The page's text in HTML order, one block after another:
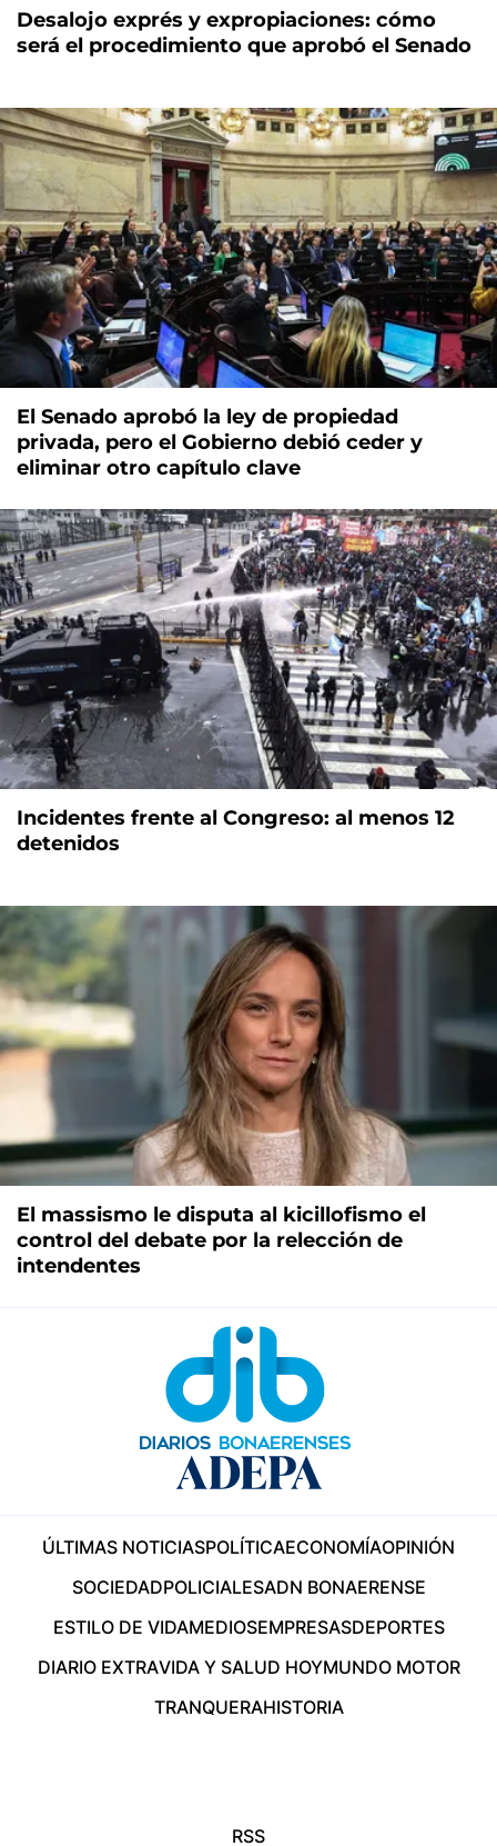
Desalojo exprés y expropiaciones: cómo
será el procedimiento que aprobó el Senado
El Senado aprobó la ley de propiedad
privada, pero el Gobierno debió ceder y
eliminar otro capítulo clave
Incidentes frente al Congreso: al menos 12
detenidos
El massismo le disputa al kicillofismo el
control del debate por la relección de
intendentes
ÚLTIMAS NOTICIASPOLÍTICAECONOMÍAOPINIÓN
SOCIEDADPOLICIALESADN BONAERENSE
ESTILO DE VIDAMEDIOSEMPRESASDEPORTES
DIARIO EXTRAVIDA Y SALUD HOYMUNDO MOTOR
TRANQUERAHISTORIA
RSS